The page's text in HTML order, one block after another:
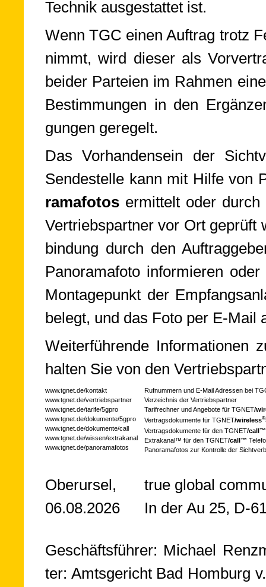
Tech­nik aus­ge­stat­tet ist.
Wenn TGC einen Auftrag trotz
nimmt, wird die­ser als
bei­der Par­teien im Rah­men
Be­stim­mun­gen in den
gun­gen ge­re­gelt.
Das Vorhandensein der
Sen­de­stel­le kann mit Hil­fe von
ra­ma­fo­tos er­mit­telt oder
Ver­triebs­part­ner vor Ort
bin­dung durch den
Pa­no­ra­ma­fo­to in­for­mie­ren
Mon­ta­ge­punkt der
be­legt, und das Foto per E-Mail
Wei­ter­füh­ren­de In­for­ma­tio­nen
hal­ten Sie von den
www.tgnet.de/kontakt
www.tgnet.de/vertriebspartner
www.tgnet.de/tarife/5gpro
www.tgnet.de/dokumente/5gpro
www.tgnet.de/dokumente/call
www.tgnet.de/wissen/extrakanal
www.tgnet.de/panoramafotos
Rufnummern und E-Mail Adressen bei
Verzeichnis der Vertriebspartner
Tarifrechner und Angebote für TGNET­/
Vertragsdokumente für TGNET­/wire­less®
Vertragsdokumente für den TGNET­/call™
Extra­kanal™ für den TGNET­/call™
Panoramafotos zur Kontrolle der
Oberursel,
06.08.2026
true global
In der Au 25, D-
Geschäftsführer: Michael
ter: Amts­ge­richt Bad Hom­burg